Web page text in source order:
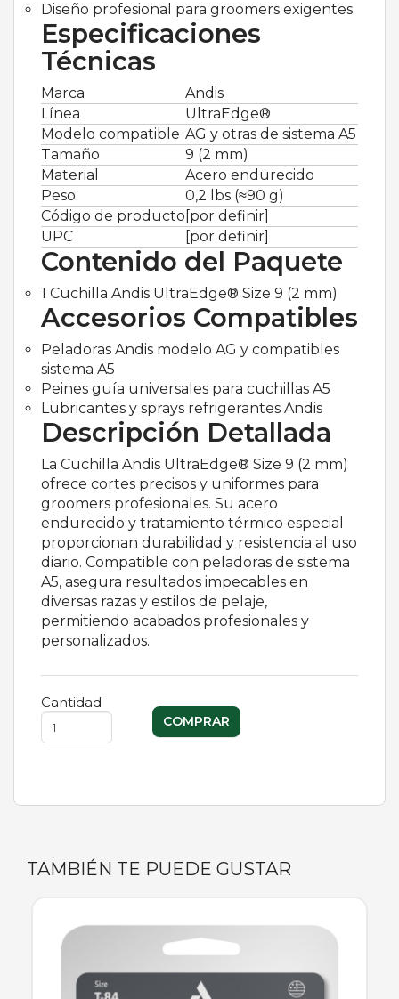
Diseño profesional para groomers exigentes.
Especificaciones
Técnicas
Marca
Andis
Línea
UltraEdge®
Modelo compatible AG y otras de sistema A5
Tamaño
9 (2 mm)
Material
Acero endurecido
Peso
0,2 lbs (≈90 g)
Código de producto [por definir]
UPC
[por definir]
Contenido del Paquete
1 Cuchilla Andis UltraEdge® Size 9 (2 mm)
Accesorios Compatibles
Peladoras Andis modelo AG y compatibles
sistema A5
Peines guía universales para cuchillas A5
Lubricantes y sprays refrigerantes Andis
Descripción Detallada
La Cuchilla Andis UltraEdge® Size 9 (2 mm)
ofrece cortes precisos y uniformes para
groomers profesionales. Su acero
endurecido y tratamiento térmico especial
proporcionan durabilidad y resistencia al uso
diario. Compatible con peladoras de sistema
A5, asegura resultados impecables en
diversas razas y estilos de pelaje,
permitiendo acabados profesionales y
personalizados.
Cantidad
TAMBIÉN TE PUEDE GUSTAR